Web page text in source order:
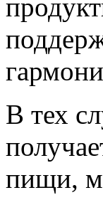
В тех
пищи,